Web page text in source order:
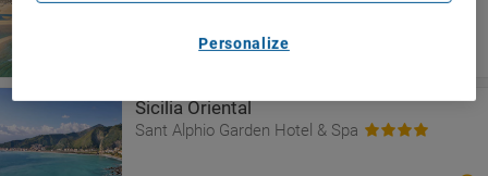
Sicilia Oriental
Sant Alphio Garden Hotel & Spa
Personalize